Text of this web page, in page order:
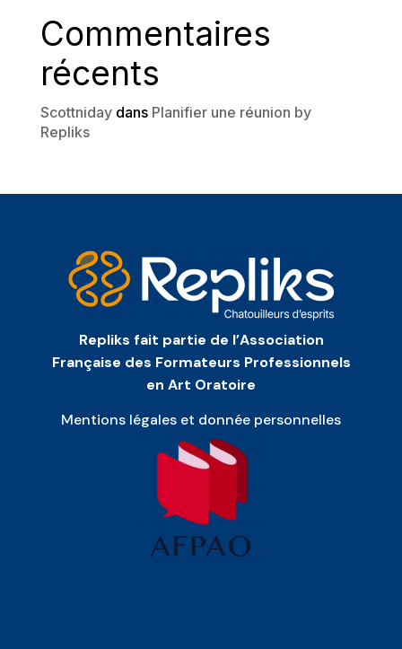
Commentaires
récents
Scottnidaydans Planifier une réunion by
Repliks
Repliks fait partie de l’Association
Française des Formateurs Professionnels
en Art Oratoire
Mentions légales et donnée personnelles